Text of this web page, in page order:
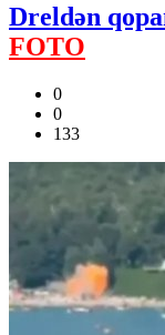
Dreldən
FOTO
0
0
133